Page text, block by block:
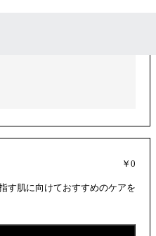
￥0
す肌に向けておすすめのケアを